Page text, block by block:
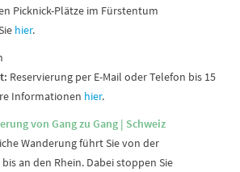
Picknick-Plätze im Fürstentum
hier.
Reservierung per E-Mail oder Telefon bis 15
Informationen hier.
von Gang zu Gang | Schweiz
Wanderung führt Sie von der
an den Rhein. Dabei stoppen Sie